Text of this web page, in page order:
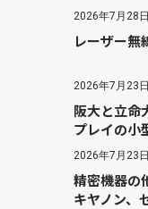
2026年7月28日
レーザー無
2026年7月23日
阪大と立命
プレイの小
2026年7月23日
精密機器の
キヤノン、